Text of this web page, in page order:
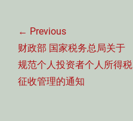
章
导
航
← Previous
Previous
post:
财政部 国家税务总局关于
规范个人投资者个人所得税
征收管理的通知